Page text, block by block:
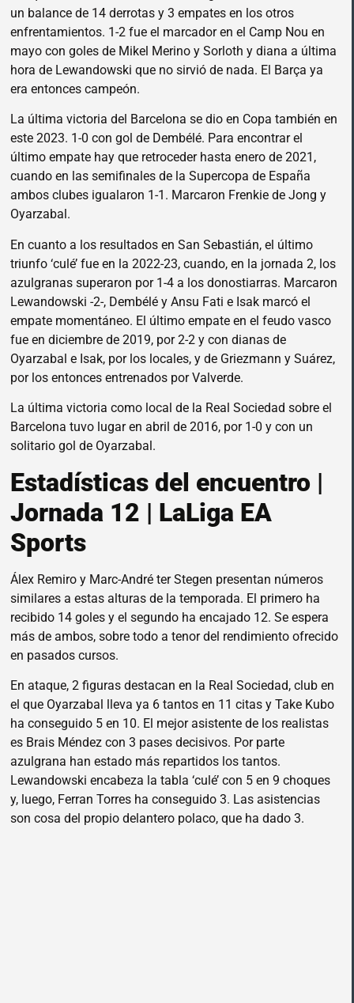
un balance de 14 derrotas y 3 empates en los otros
enfrentamientos. 1-2 fue el marcador en el Camp Nou en
mayo con goles de Mikel Merino y Sorloth y diana a última
hora de Lewandowski que no sirvió de nada. El Barça ya
era entonces campeón.
La última victoria del Barcelona se dio en Copa también en
este 2023. 1-0 con gol de Dembélé. Para encontrar el
último empate hay que retroceder hasta enero de 2021,
cuando en las semifinales de la Supercopa de España
ambos clubes igualaron 1-1. Marcaron Frenkie de Jong y
Oyarzabal.
En cuanto a los resultados en San Sebastián, el último
triunfo ‘culé’ fue en la 2022-23, cuando, en la jornada 2, los
azulgranas superaron por 1-4 a los donostiarras. Marcaron
Lewandowski -2-, Dembélé y Ansu Fati e Isak marcó el
empate momentáneo. El último empate en el feudo vasco
fue en diciembre de 2019, por 2-2 y con dianas de
Oyarzabal e Isak, por los locales, y de Griezmann y Suárez,
por los entonces entrenados por Valverde.
La última victoria como local de la Real Sociedad sobre el
Barcelona tuvo lugar en abril de 2016, por 1-0 y con un
solitario gol de Oyarzabal.
Estadísticas del encuentro |
Jornada 12 | LaLiga EA
Sports
Álex Remiro y Marc-André ter Stegen presentan números
similares a estas alturas de la temporada. El primero ha
recibido 14 goles y el segundo ha encajado 12. Se espera
más de ambos, sobre todo a tenor del rendimiento ofrecido
en pasados cursos.
En ataque, 2 figuras destacan en la Real Sociedad, club en
el que Oyarzabal lleva ya 6 tantos en 11 citas y Take Kubo
ha conseguido 5 en 10. El mejor asistente de los realistas
es Brais Méndez con 3 pases decisivos. Por parte
azulgrana han estado más repartidos los tantos.
Lewandowski encabeza la tabla ‘culé’ con 5 en 9 choques
y, luego, Ferran Torres ha conseguido 3. Las asistencias
son cosa del propio delantero polaco, que ha dado 3.